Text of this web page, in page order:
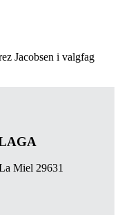
Jacobsen i valgfag
Miel 29631